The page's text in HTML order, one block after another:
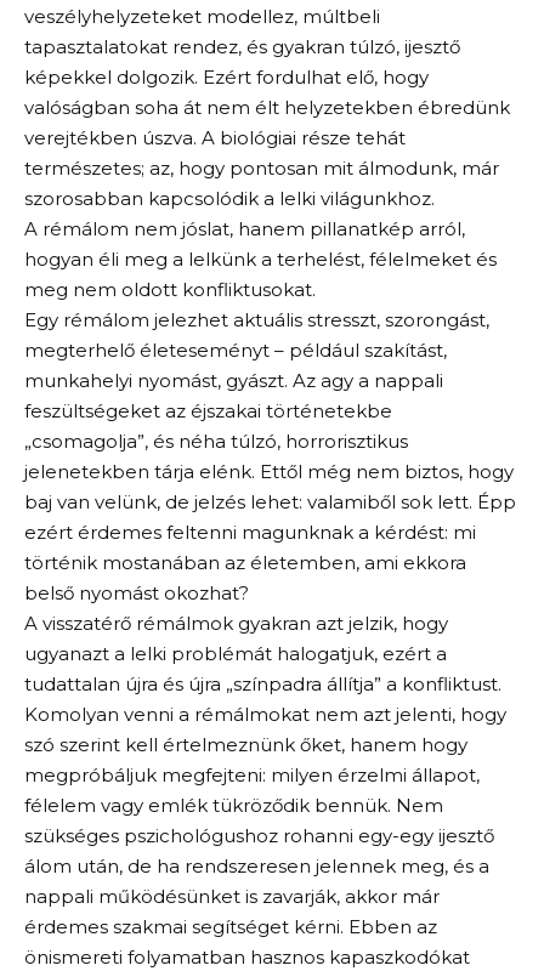
veszélyhelyzeteket modellez, múltbeli
tapasztalatokat rendez, és gyakran túlzó, ijesztő
képekkel dolgozik. Ezért fordulhat elő, hogy
valóságban soha át nem élt helyzetekben ébredünk
verejtékben úszva. A biológiai része tehát
természetes; az, hogy pontosan mit álmodunk, már
szorosabban kapcsolódik a lelki világunkhoz.
A rémálom nem jóslat, hanem pillanatkép arról,
hogyan éli meg a lelkünk a terhelést, félelmeket és
meg nem oldott konfliktusokat.
Egy rémálom jelezhet aktuális stresszt, szorongást,
megterhelő életeseményt – például szakítást,
munkahelyi nyomást, gyászt. Az agy a nappali
feszültségeket az éjszakai történetekbe
„csomagolja”, és néha túlzó, horrorisztikus
jelenetekben tárja elénk. Ettől még nem biztos, hogy
baj van velünk, de jelzés lehet: valamiből sok lett. Épp
ezért érdemes feltenni magunknak a kérdést: mi
történik mostanában az életemben, ami ekkora
belső nyomást okozhat?
A visszatérő rémálmok gyakran azt jelzik, hogy
ugyanazt a lelki problémát halogatjuk, ezért a
tudattalan újra és újra „színpadra állítja” a konfliktust.
Komolyan venni a rémálmokat nem azt jelenti, hogy
szó szerint kell értelmeznünk őket, hanem hogy
megpróbáljuk megfejteni: milyen érzelmi állapot,
félelem vagy emlék tükröződik bennük. Nem
szükséges pszichológushoz rohanni egy-egy ijesztő
álom után, de ha rendszeresen jelennek meg, és a
nappali működésünket is zavarják, akkor már
érdemes szakmai segítséget kérni. Ebben az
önismereti folyamatban hasznos kapaszkodókat